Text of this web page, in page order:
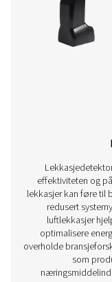
overvåke og
produksjon,